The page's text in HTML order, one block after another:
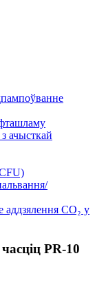
ачысткай
CO₂ у
PR-10